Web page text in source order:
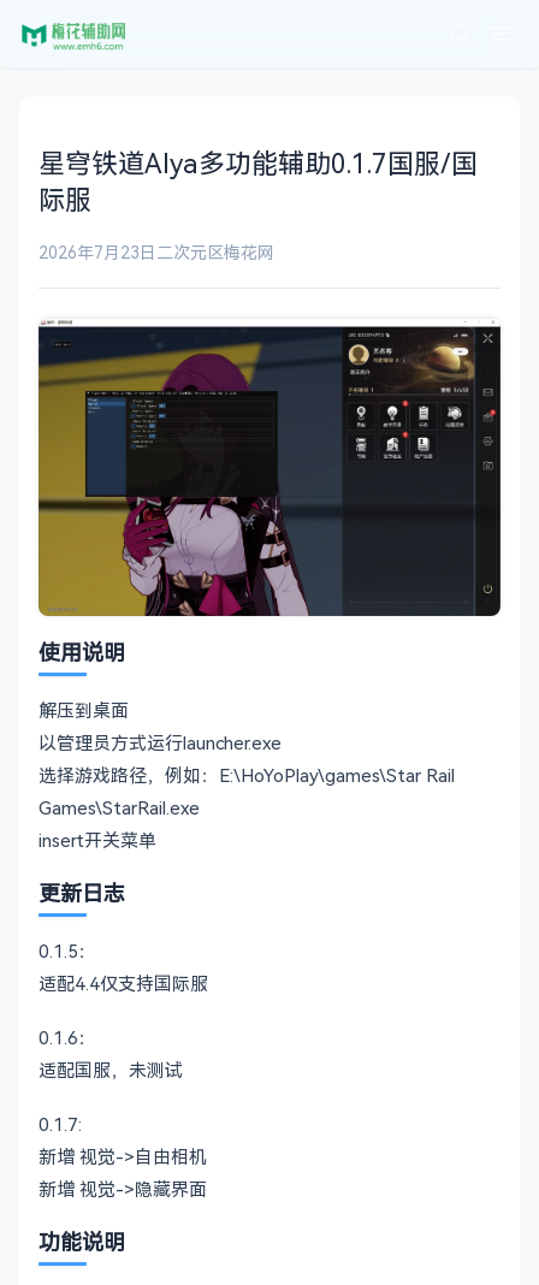
星穹铁道Alya多功能辅助0.1.7国服/国
际服
2026年7月23日 二次元区梅花网
使用说明
解压到桌面
以管理员方式运行launcher.exe
选择游戏路径，例如：E:\HoYoPlay\games\Star Rail
Games\StarRail.exe
insert开关菜单
更新日志
0.1.5：
适配4.4仅支持国际服
0.1.6：
适配国服，未测试
0.1.7:
新增 视觉->自由相机
新增 视觉->隐藏界面
功能说明